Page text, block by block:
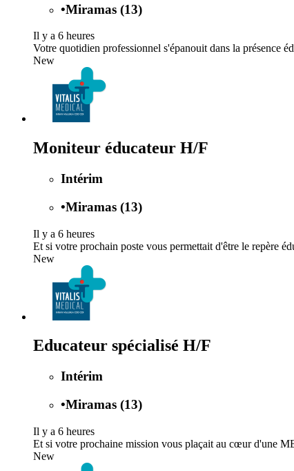
•Miramas (13)
Il y a 6 heures
Votre quotidien professionnel s'épanouit dans la présence
New
Moniteur éducateur H/F
Intérim
•Miramas (13)
Il y a 6 heures
Et si votre prochain poste vous permettait d'être le repère
New
Educateur spécialisé H/F
Intérim
•Miramas (13)
Il y a 6 heures
Et si votre prochaine mission vous plaçait au cœur d'une
New